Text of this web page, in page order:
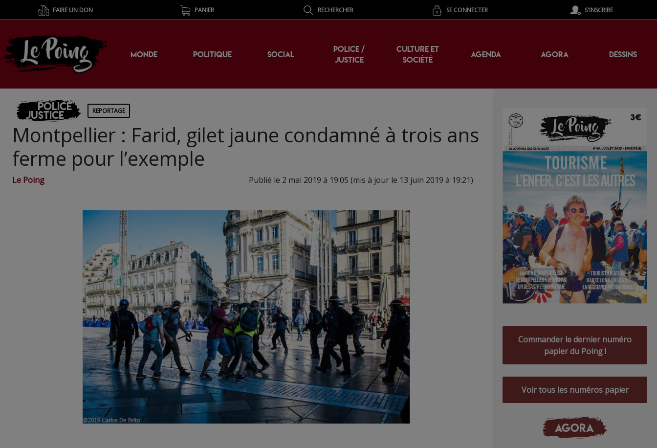
FAIRE UN DON PANIER RECHERCHER SE CONNECTER S'INSCRIRE
MONDE POLITIQUE SOCIAL
POLICE /
JUSTICE
CULTURE ET
SOCIÉTÉ
AGENDA AGORA DESSINS
Police
Justice REPORTAGE
Montpellier : Farid, gilet jaune condamné à trois ans
ferme pour l’exemple
Le Poing Publié le 2 mai 2019 à 19:05 (mis à jour le 13 juin 2019 à 19:21)
Commander le dernier numéro
papier du Poing !
Voir tous les numéros papier
AGORA